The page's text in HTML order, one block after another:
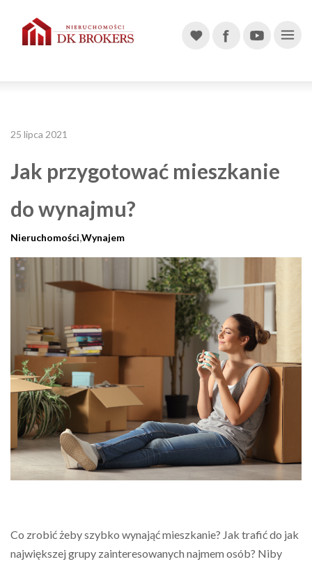
25 lipca 2021
Jak przygotować mieszkanie
do wynajmu?
Nieruchomości,Wynajem
Co zrobić żeby szybko wynająć mieszkanie? Jak trafić do jak
największej grupy zainteresowanych najmem osób? Niby